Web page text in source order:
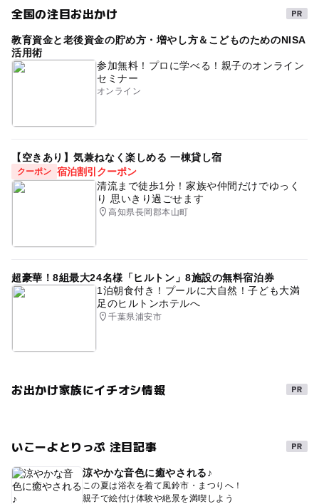
全国の注目お出かけ
教育資金と老後資金の貯め方・増やし方＆こどものためのNISA
活用術
参加無料！プロに学べる！親子のオンライン
セミナー
オンライン
【空きあり】気兼ねなく楽しめる 一棟貸し宿
クーポン 宿泊割引クーポン
清流まで徒歩1分！家族や仲間だけでゆっく
り 思いきり過ごせます
高知県長岡郡本山町
超豪華！8組最大24名様「ヒルトン」8施設の無料宿泊券
1泊朝食付き！プールに大自然！子ども大満
足のヒルトンホテルへ
千葉県浦安市
お出かけ家族にイチオシ情報
いこーよとりっぷ 注目記事
涼やかな音色に癒やされる♪
この夏は浴衣を着て風鈴市・まつりへ！
親子で絵付け体験や絶景を満喫しよう